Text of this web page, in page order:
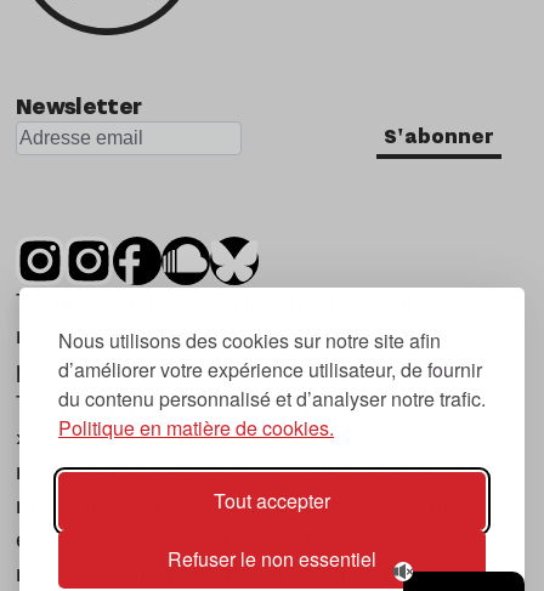
Nous utilisons des cookies sur notre site afin
d’améliorer votre expérience utilisateur, de fournir
du contenu personnalisé et d’analyser notre trafic.
Politique en matière de cookies.
Tout accepter
Refuser le non essentiel
Newsletter
S'abonner
Tsugi est un mensuel indépendant sur la
musique et les nouvelles tendances, dont la
première parution date de 2007.
Tsugi en japonais signifie « prochain », « suivant
», ce qui correspond à la thématique du
magazine, à l’affût des nouvelles tendances
musicales, qu’elles viennent de la musique
électronique, du rock ou du hip hop, et des
nouveaux phénomènes de société liés à la